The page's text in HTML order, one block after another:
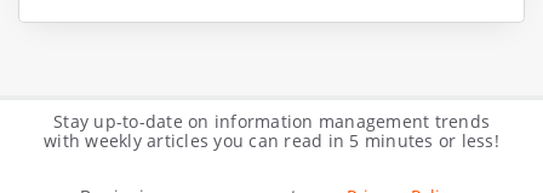
Stay up-to-date on information management trends
with weekly articles you can read in 5 minutes or less!